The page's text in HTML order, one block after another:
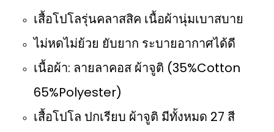
เสื้อโปโลรุ่นคลาสสิค เนื้อผ้านุ่มเบาสบาย
ไม่หดไม่ย้วย ยับยาก ระบายอากาศได้ดี
เนื้อผ้า: ลายลาคอส ผ้าจูติ (35%Cotton
65%Polyester)
เสื้อโปโล ปกเรียบ ผ้าจูติ มีทั้งหมด 27 สี